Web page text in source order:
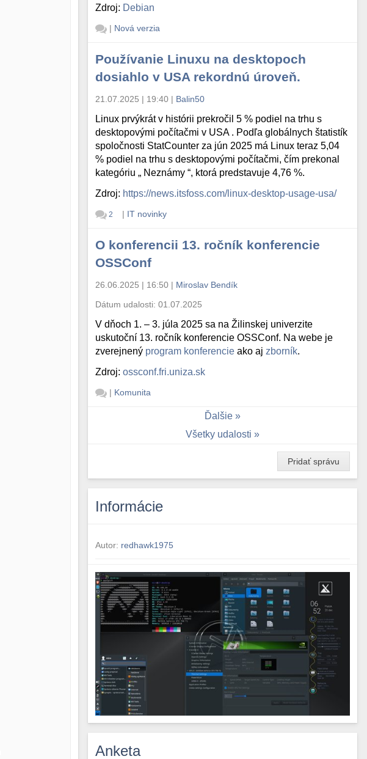
Zdroj: Debian
| Nová verzia
Používanie Linuxu na desktopoch
dosiahlo v USA rekordnú úroveň.
21.07.2025 | 19:40 | Balin50
Linux prvýkrát v histórii prekročil 5 % podiel na trhu s
desktopovými počítačmi v USA . Podľa globálnych štatistík
spoločnosti StatCounter za jún 2025 má Linux teraz 5,04
% podiel na trhu s desktopovými počítačmi, čím prekonal
kategóriu „ Neznámy “, ktorá predstavuje 4,76 %.
Zdroj: https://news.itsfoss.com/linux-desktop-usage-usa/
2 | IT novinky
O konferencii 13. ročník konferencie
OSSConf
26.06.2025 | 16:50 | Miroslav Bendík
Dátum udalosti:01.07.2025
V dňoch 1. – 3. júla 2025 sa na Žilinskej univerzite
uskutoční 13. ročník konferencie OSSConf. Na webe je
zverejnený program konferencie ako aj zborník.
Zdroj:ossconf.fri.uniza.sk
| Komunita
Ďalšie
Všetky udalosti
Pridať správu
Informácie
Autor: redhawk1975
Anketa